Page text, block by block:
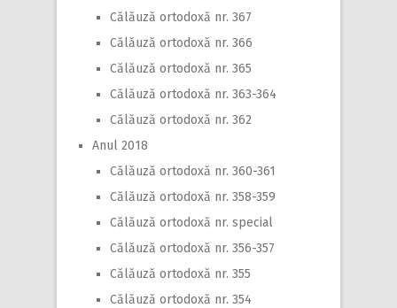
Călăuză ortodoxă nr. 367
Călăuză ortodoxă nr. 366
Călăuză ortodoxă nr. 365
Călăuză ortodoxă nr. 363-364
Călăuză ortodoxă nr. 362
Anul 2018
Călăuză ortodoxă nr. 360-361
Călăuză ortodoxă nr. 358-359
Călăuză ortodoxă nr. special
Călăuză ortodoxă nr. 356-357
Călăuză ortodoxă nr. 355
Călăuză ortodoxă nr. 354